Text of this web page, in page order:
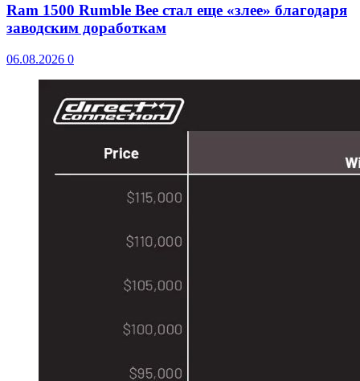
Ram 1500 Rumble Bee стал еще «злее» благодаря
заводским доработкам
06.08.2026 0